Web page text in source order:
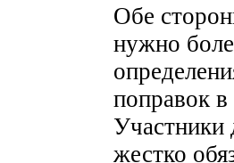
Обе
нужно
поправок в
Участники
жестко